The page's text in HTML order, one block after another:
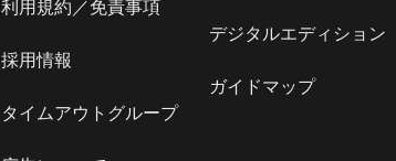
利用規約／免責事項
採用情報
タイムアウトグループ
デジタルエディション
ガイドマップ